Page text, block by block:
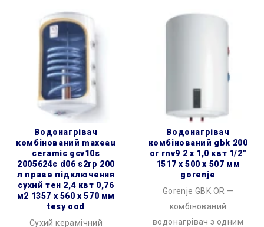
водонагрівач
комбінований maxeau
ceramic gcv10s
2005624c d06 s2rp 200
л праве підключення
сухий тен 2,4 квт 0,76
м2 1357 x 560 x 570 мм
tesy ood
Сухий керамічний
водонагрівач
комбінований gbk 200
or rnv9 2 х 1,0 квт 1/2″
1517 x 500 x 507 мм
gorenje
Gorenje GBK OR —
комбінований
водонагрівач з одним